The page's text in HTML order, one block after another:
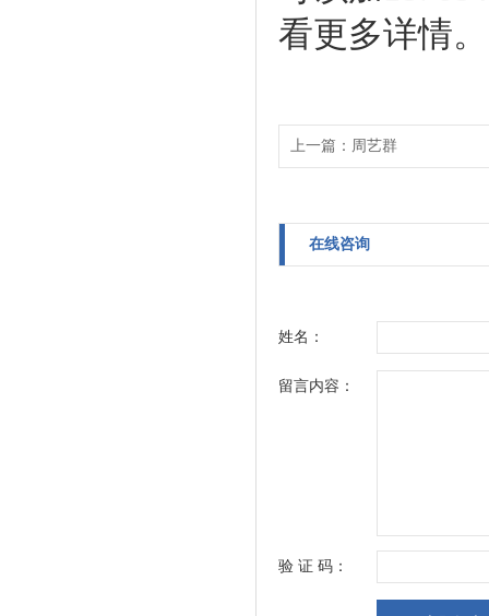
看更多详情。
上一篇： 周艺群
在线咨询
姓名：
留言内容：
验 证 码：